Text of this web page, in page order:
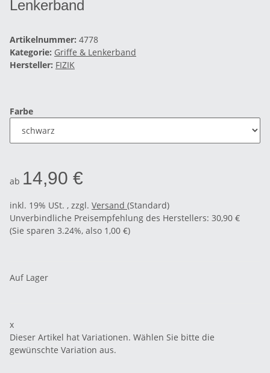
Lenkerband
Artikelnummer: 4778
Kategorie: Griffe & Lenkerband
Hersteller: FIZIK
Farbe
ab 14,90 €
inkl. 19% USt. , zzgl. Versand (Standard)
Unverbindliche Preisempfehlung des Herstellers: 30,90 €
(Sie sparen 3.24%, also 1,00 €)
Auf Lager
x
Dieser Artikel hat Variationen. Wählen Sie bitte die
gewünschte Variation aus.